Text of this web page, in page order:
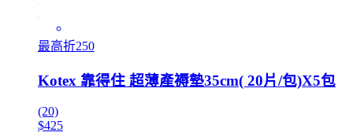
最高折250
Kotex 靠得住 超薄產褥墊35cm( 20片/包)X5包
(20)
$425